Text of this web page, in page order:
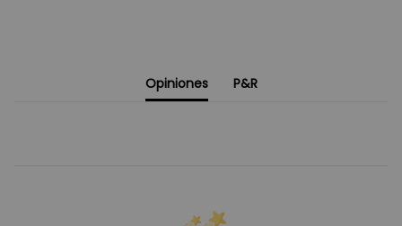
Opiniones P&R